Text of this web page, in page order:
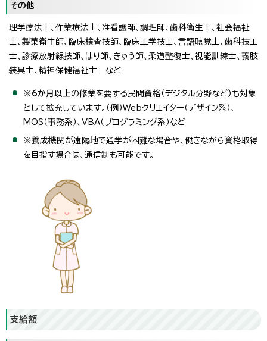
その他
理学療法士、作業療法士、准看護師、調理師、歯科衛生士、社会福祉
士、製菓衛生師、臨床検査技師、臨床工学技士、言語聴覚士、歯科技工
士、診療放射線技師、はり師、きゅう師、柔道整復士、視能訓練士、義肢
装具士、精神保健福祉士 など
※6か月以上 の修業を要する民間資格（デジタル分野など）も対象
として拡充しています。（例）Webクリエイター（デザイン系）、
MOS（事務系）、VBA（プログラミング系）など
※養成機関が遠隔地で通学が困難な場合や、働きながら資格取得
を目指す場合は、通信制も可能です。
支給額